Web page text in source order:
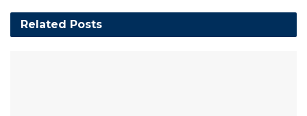
Related Posts